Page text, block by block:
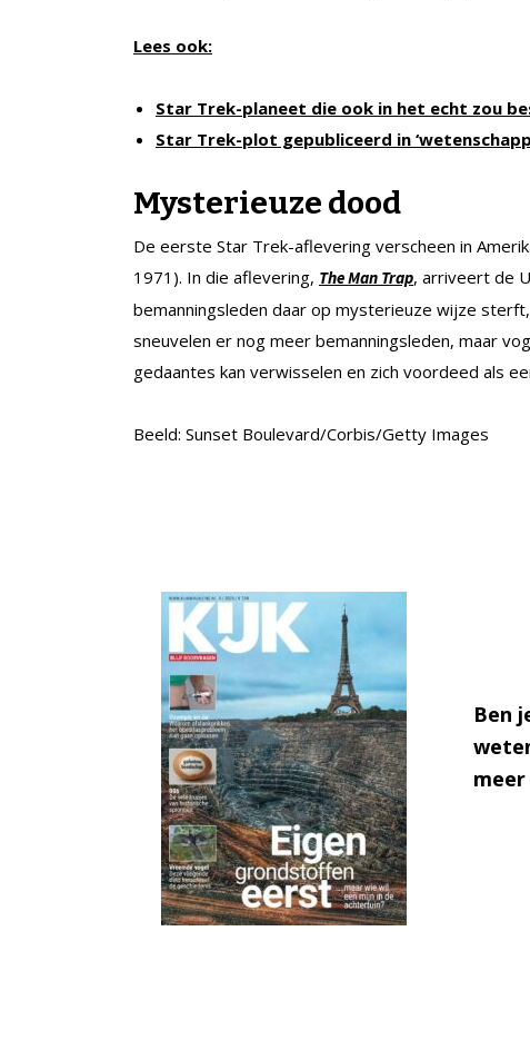
Lees ook:
Star Trek-planeet die ook in het echt zou
Star Trek-plot gepubliceerd in
Mysterieuze dood
De eerste Star Trek-aflevering verscheen in
1971). In die aflevering, The Man Trap, arriveert de
bemanningsleden daar op mysterieuze wijze
sneuvelen er nog meer bemanningsleden, maar
gedaantes kan verwisselen en zich voordeed als
Beeld: Sunset Boulevard/Corbis/Getty Images
Ben
meer